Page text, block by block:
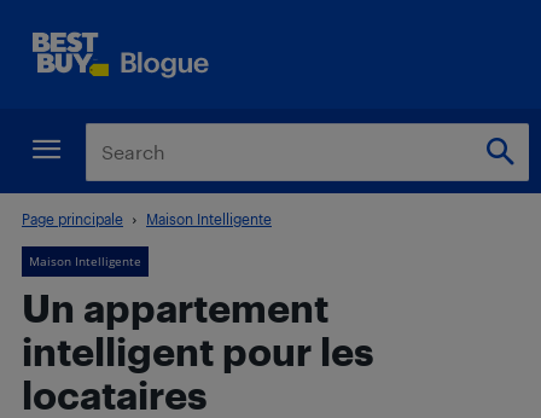
Page principale Maison Intelligente
Maison Intelligente
Un appartement
intelligent pour les
locataires